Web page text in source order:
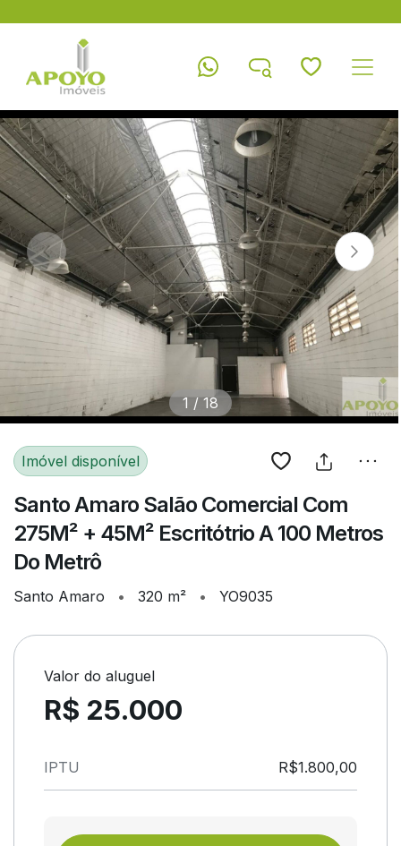
1 / 18
Imóvel disponível
Santo Amaro Salão Comercial Com
275M² + 45M² Escritótrio A 100 Metros
Do Metrô
Santo Amaro • 320 m² • YO9035
Valor do aluguel
R$ 25.000
IPTU R$1.800,00